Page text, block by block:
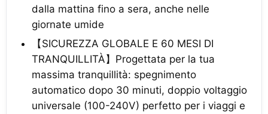
dalla mattina fino a sera, anche nelle
giornate umide
【SICUREZZA GLOBALE E 60 MESI DI
TRANQUILLITÀ】Progettata per la tua
massima tranquillità: spegnimento
automatico dopo 30 minuti, doppio voltaggio
universale (100-240V) perfetto per i viaggi e